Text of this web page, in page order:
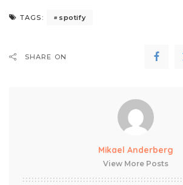
TAGS: spotify
SHARE ON
Mikael Anderberg
View More Posts